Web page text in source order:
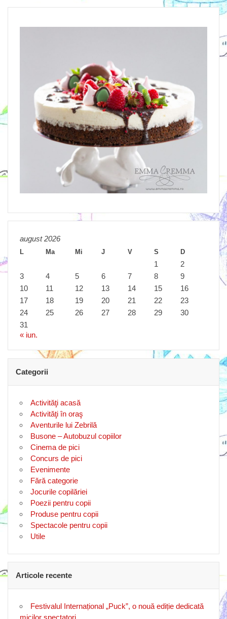
august 2026
L Ma Mi J V S D
1
2
3
4 5 6 7 8
9
10
11 12 13 14 15
16
17
18 19 20 21 22
23
24
25 26 27 28 29
30
31
« iun.
Categorii
Activităţi acasă
Activităţi în oraş
Aventurile lui Zebrilă
Busone – Autobuzul copiilor
Cinema de pici
Concurs de pici
Evenimente
Fără categorie
Jocurile copilăriei
Poezii pentru copii
Produse pentru copii
Spectacole pentru copii
Utile
Articole recente
Festivalul Internațional „Puck”, o nouă ediție dedicată
micilor spectatori